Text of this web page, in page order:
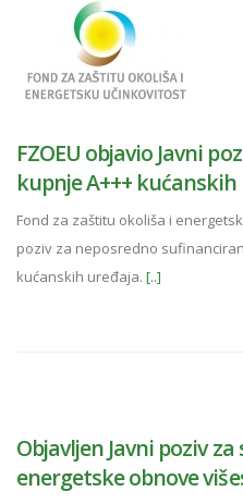
FZOEU objavio Javni
kupnje A+++
Fond za zaštitu okoliša i
poziv za neposredno
kućanskih uređaja. [..]
Objavljen Javni poziv
energetske obnove